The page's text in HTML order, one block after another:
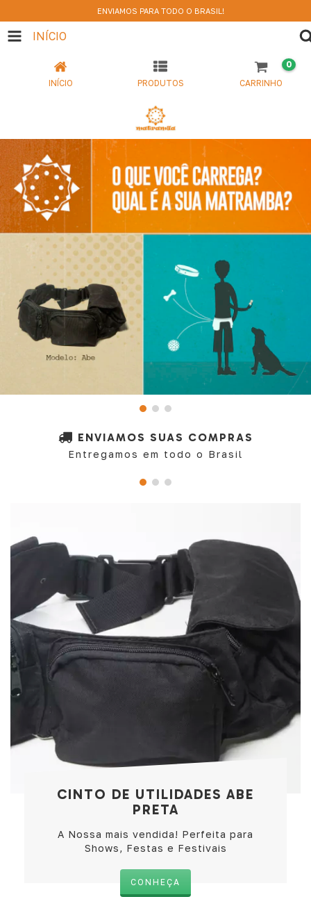
ENVIAMOS PARA TODO O BRASIL!
INÍCIO
INÍCIO PRODUTOS CARRINHO
0
ENVIAMOS SUAS COMPRAS
Entregamos em todo o Brasil
CINTO DE UTILIDADES ABE
PRETA
A Nossa mais vendida! Perfeita para
Shows, Festas e Festivais
CONHEÇA